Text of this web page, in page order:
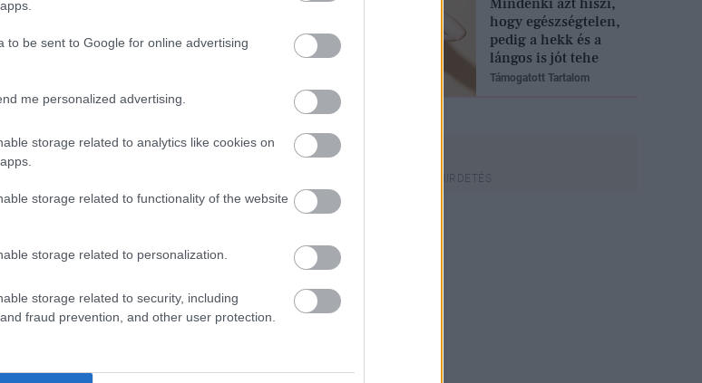
to be sent to Google for online advertising
me personalized advertising.
storage related to analytics like cookies on
storage related to functionality of the website
storage related to personalization.
storage related to security, including
fraud prevention, and other user protection.
hogy egészségtelen,
pedig a hekk és a
lángos is jót tehe
Támogatott Tartalom